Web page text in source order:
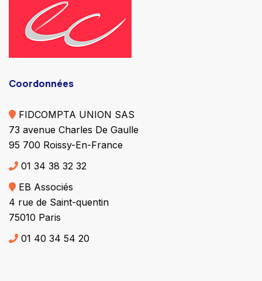
Coordonnées
FIDCOMPTA UNION SAS
73 avenue Charles De Gaulle
95 700 Roissy-En-France
01 34 38 32 32
EB Associés
4 rue de Saint-quentin
75010 Paris
01 40 34 54 20